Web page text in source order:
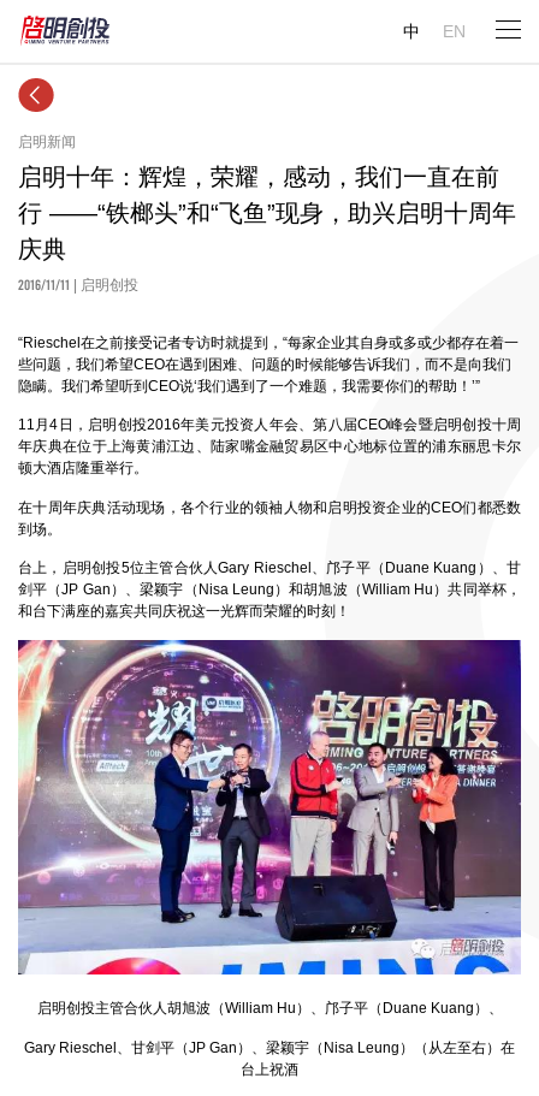
中 EN
启明新闻
启明十年：辉煌，荣耀，感动，我们一直在前
行 ——“铁榔头”和“飞鱼”现身，助兴启明十周年
庆典
2016/11/11 | 启明创投
“Rieschel在之前接受记者专访时就提到，“每家企业其自身或多或少都存在着一
些问题，我们希望CEO在遇到困难、问题的时候能够告诉我们，而不是向我们
隐瞒。我们希望听到CEO说‘我们遇到了一个难题，我需要你们的帮助！’”
11 月4 日，启明创投2016年美元投资人年会、第八届CEO峰会暨启明创投十周
年庆典在位于上海黄浦江边、陆家嘴金融贸易区中心地标位置的浦东丽思卡尔
顿大酒店隆重举行。
在十周年庆典活动现场，各个行业的领袖人物和启明投资企业的CEO们都悉数
到场。
台上，启明创投5位主管合伙人Gary Rieschel 、邝子平（ Duane Kuang ）、甘
剑平（JP Gan ）、梁颖宇（ Nisa Leung ）和胡旭波（William Hu ）共同举杯，
和台下满座的嘉宾共同庆祝这一光辉而荣耀的时刻！
启明创投主管合伙人胡旭波（William Hu ）、邝子平（ Duane Kuang ）、
Gary Rieschel 、甘剑平（JP Gan ）、梁颖宇（ Nisa Leung ）（从左至右）在
台上祝酒